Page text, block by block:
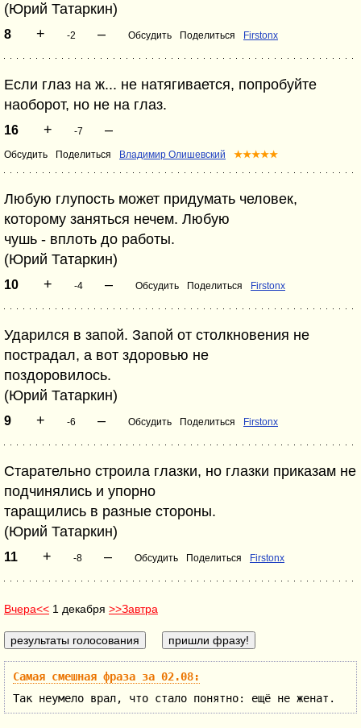
(Юрий Татаркин)
8 + -2 – Обсудить Поделиться Firstonx
Если глаз на ж... не натягивается, попробуйте
наоборот, но не на глаз.
16 + -7 –
Обсудить Поделиться Владимир Олишевский ★★★★★
Любую глупость может придумать человек,
которому заняться нечем. Любую
чушь - вплоть до работы.
(Юрий Татаркин)
10 + -4 – Обсудить Поделиться Firstonx
Ударился в запой. Запой от столкновения не
пострадал, а вот здоровью не
поздоровилось.
(Юрий Татаркин)
9 + -6 – Обсудить Поделиться Firstonx
Старательно строила глазки, но глазки приказам не
подчинялись и упорно
таращились в разные стороны.
(Юрий Татаркин)
11 + -8 – Обсудить Поделиться Firstonx
Вчера<< 1 декабря >>Завтра
Самая смешная фраза за 02.08:
Так неумело врал, что стало понятно: ещё не женат.